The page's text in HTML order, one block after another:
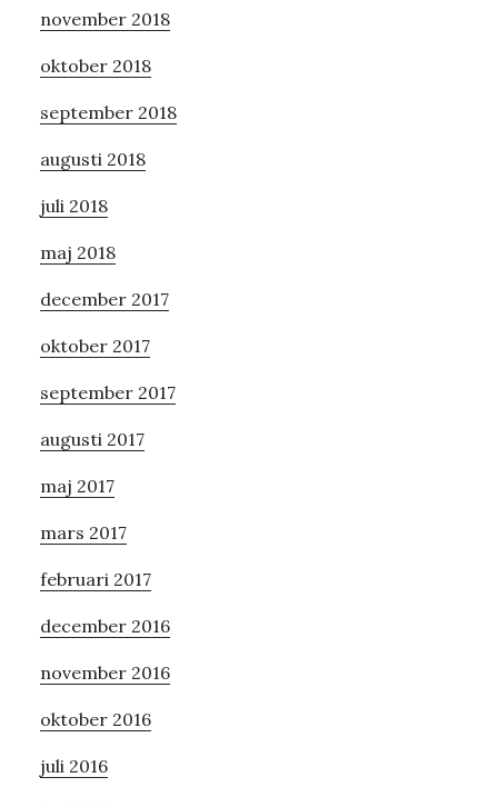
november 2018
oktober 2018
september 2018
augusti 2018
juli 2018
maj 2018
december 2017
oktober 2017
september 2017
augusti 2017
maj 2017
mars 2017
februari 2017
december 2016
november 2016
oktober 2016
juli 2016